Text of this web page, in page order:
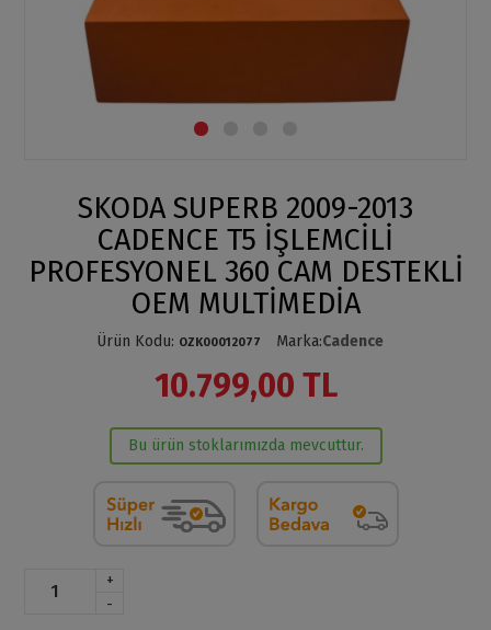
SKODA SUPERB 2009-2013
CADENCE T5 İŞLEMCİLİ
PROFESYONEL 360 CAM DESTEKLİ
OEM MULTİMEDİA
Ürün Kodu: OZK00012077 Marka:Cadence
10.799,00 TL
Bu ürün stoklarımızda mevcuttur.
+
-